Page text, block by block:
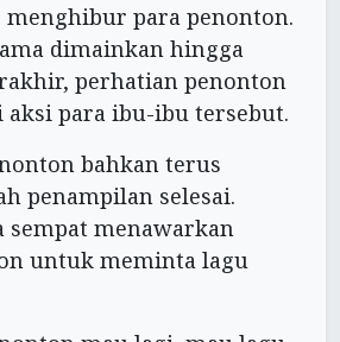
menghibur para penonton.
dimainkan hingga
perhatian penonton
aksi para ibu-ibu tersebut.
bahkan terus
penampilan selesai.
sempat menawarkan
untuk meminta lagu